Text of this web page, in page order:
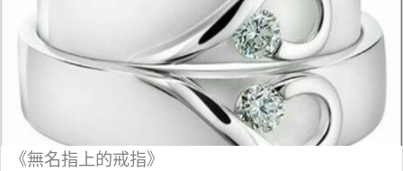
《無名指上的戒指》